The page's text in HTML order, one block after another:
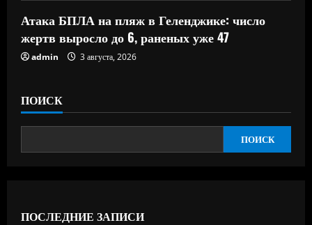
Атака БПЛА на пляж в Геленджике: число
жертв выросло до 6, раненых уже 47
admin 3 августа, 2026
ПОИСК
ПОИСК
ПОСЛЕДНИЕ ЗАПИСИ